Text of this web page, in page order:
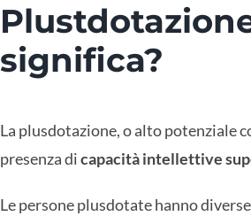
significa?
La plusdotazione, o alto potenziale
presenza dicapacità intellettive
Le persone plusdotate hanno